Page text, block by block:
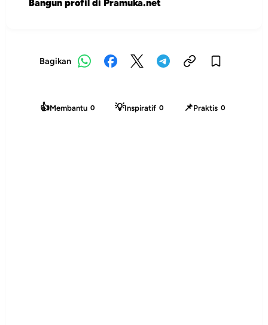
Bangun profil di Pramuka.net
Bagikan
👍Membantu 0 💡Inspiratif 0 📌Praktis 0